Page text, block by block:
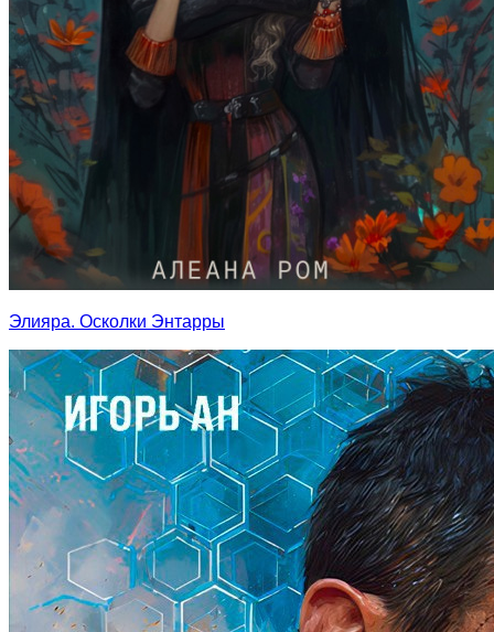
Элияра. Осколки Энтарры